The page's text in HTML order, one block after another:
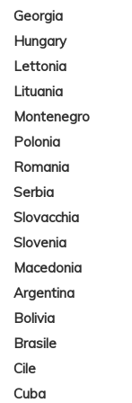
Georgia
Hungary
Lettonia
Lituania
Montenegro
Polonia
Romania
Serbia
Slovacchia
Slovenia
Macedonia
Argentina
Bolivia
Brasile
Cile
Cuba